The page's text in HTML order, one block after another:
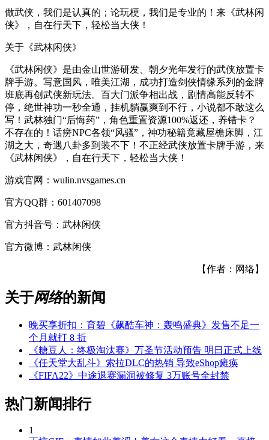
做武侠，我们是认真的；论玩梗，我们是专业的！来《武林闲
侠》，自在行天下，轻松当大侠！
关于《武林闲侠》
《武林闲侠》是由金山世游研发、朝夕光年发行的武侠放置卡
牌手游。写意国风，唯美江湖，成功打造剑侠情缘系列的金牌
班底再创武侠新玩法。百大门派争相出战，剧情高能反转不
停，绝世神功一秒全通，挂机躺赢爽到不行，小说都不敢这么
写！武林独门“后悔药”，角色重置资源100%返还，养错卡？
不存在的！话痨NPC各领“风骚”，神功秘籍竟藏屋檐床脚，江
湖之大，奇遇八卦多到装不下！不正经武侠放置卡牌手游，来
《武林闲侠》，自在行天下，轻松当大侠！
游戏官网：wulin.nvsgames.cn
官方QQ群：601407098
官方抖音号：武林闲侠
官方微博：武林闲侠
【作者：网络】
关于网络的新闻
晚买享折扣：育碧《飙酷车神：轰鸣盛典》发售不足一
个月就打 8 折
《糖豆人：终极淘汰赛》万圣节活动预告 明日正式上线
《任天堂大乱斗》索拉DLC的热销 导致eShop瘫痪
《FIFA22》中途退赛漏洞被修复 3万账号全封禁
热门新闻排行
1